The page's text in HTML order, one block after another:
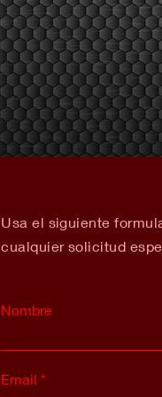
Usa el siguiente
cualquier solicitud
Nombre
Email